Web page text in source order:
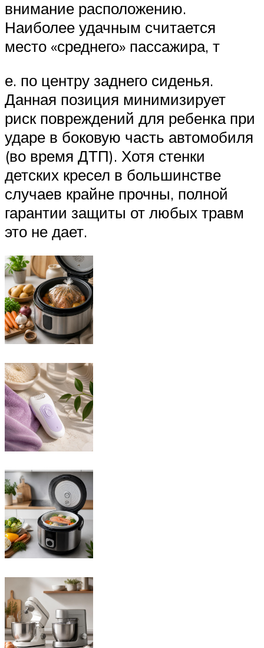
внимание расположению.
Наиболее удачным считается
место «среднего» пассажира, т
е. по центру заднего сиденья.
Данная позиция минимизирует
риск повреждений для ребенка при
ударе в боковую часть автомобиля
(во время ДТП). Хотя стенки
детских кресел в большинстве
случаев крайне прочны, полной
гарантии защиты от любых травм
это не дает.